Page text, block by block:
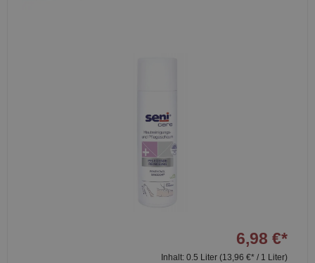
6,98 €*
Inhalt: 0.5 Liter (13,96 €* / 1 Liter)